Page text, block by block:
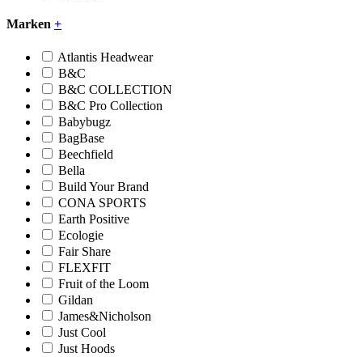
Marken +
Atlantis Headwear
B&C
B&C COLLECTION
B&C Pro Collection
Babybugz
BagBase
Beechfield
Bella
Build Your Brand
CONA SPORTS
Earth Positive
Ecologie
Fair Share
FLEXFIT
Fruit of the Loom
Gildan
James&Nicholson
Just Cool
Just Hoods